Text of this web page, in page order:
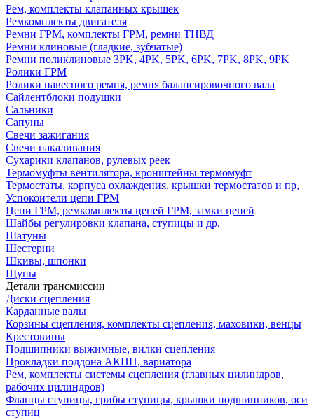
Рем, комплекты клапанных крышек
Ремкомплекты двигателя
Ремни ГРМ, комплекты ГРМ, ремни ТНВД
Ремни клиновые (гладкие, зубчатые)
Ремни поликлиновые 3PK, 4PK, 5PK, 6PK, 7PK, 8PK, 9PK
Ролики ГРМ
Ролики навесного ремня, ремня балансировочного вала
Сайлентблоки подушки
Сальники
Сапуны
Свечи зажигания
Свечи накаливания
Сухарики клапанов, рулевых реек
Термомуфты вентилятора, кронштейны термомуфт
Термостаты, корпуса охлаждения, крышки термостатов и пр,
Успокоители цепи ГРМ
Цепи ГРМ, ремкомплекты цепей ГРМ, замки цепей
Шайбы регулировки клапана, ступицы и др,
Шатуны
Шестерни
Шкивы, шпонки
Щупы
Детали трансмиссии
Диски сцепления
Карданные валы
Корзины сцепления, комплекты сцепления, маховики, венцы
Крестовины
Подшипники выжимные, вилки сцепления
Прокладки поддона АКПП, вариатора
Рем, комплекты системы сцепления (главных цилиндров,
рабочих цилиндров)
Фланцы ступицы, грибы ступицы, крышки подшипников, оси
ступиц